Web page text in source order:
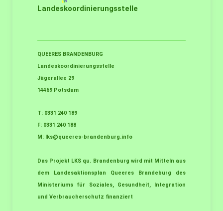
Landeskoordinierungsstelle
QUEERES BRANDENBURG
Landeskoordinierungsstelle
Jägerallee 29
14469 Potsdam
T: 0331 240 189
F: 0331 240 188
M:
lks@queeres-brandenburg.info
Das Projekt LKS qu. Brandenburg wird mit Mitteln aus
dem Landesaktionsplan Queeres Brandeburg des
Ministeriums für Soziales, Gesundheit, Integration
und Verbraucherschutz finanziert